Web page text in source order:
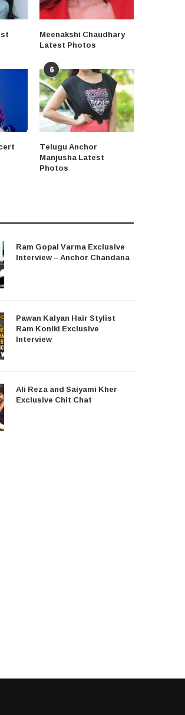
Meenakshi Chaudhary
Latest Photos
6
Telugu Anchor
Manjusha Latest
Photos
Ram Gopal Varma Exclusive
Interview – Anchor Chandana
Pawan Kalyan Hair Stylist
Ram Koniki Exclusive
Interview
Ali Reza and Saiyami Kher
Exclusive Chit Chat